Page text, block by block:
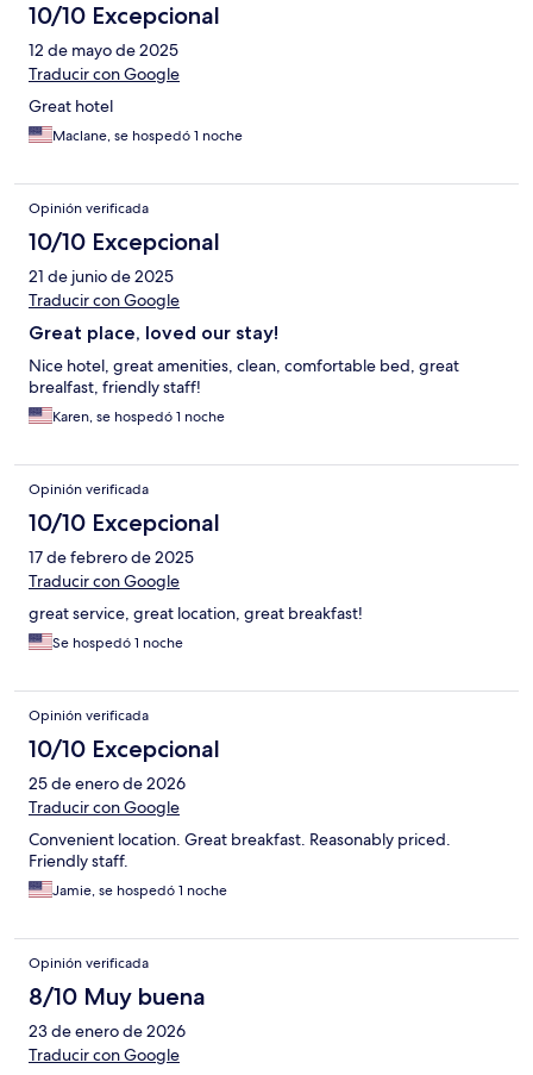
10/10 Excepcional
12 de mayo de 2025
Traducir con Google
Great hotel
Maclane, se hospedó 1 noche
Opinión verificada
10/10 Excepcional
21 de junio de 2025
Traducir con Google
Great place, loved our stay!
Nice hotel, great amenities, clean, comfortable bed, great
brealfast, friendly staff!
Karen, se hospedó 1 noche
Opinión verificada
10/10 Excepcional
17 de febrero de 2025
Traducir con Google
great service, great location, great breakfast!
Se hospedó 1 noche
Opinión verificada
10/10 Excepcional
25 de enero de 2026
Traducir con Google
Convenient location. Great breakfast. Reasonably priced.
Friendly staff.
Jamie, se hospedó 1 noche
Opinión verificada
8/10 Muy buena
23 de enero de 2026
Traducir con Google